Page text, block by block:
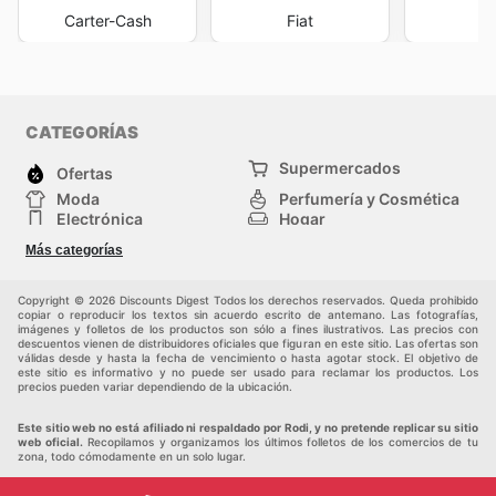
Mantente al Día con Rodi y Ahorra
Es fundamental para los conductores en España que
se actualiza constantemente, ofreciendo una ventana a
lasRodi weekly ads
, los consumidores pueden
anticiparse a las necesidades de su vehículo y adquirir
los productos o servicios que requieren en el momento
asegura que siempre existan oportunidades para
simplemente realizar el mantenimiento preventivo de
forma más económica. ElRodi ad this weekes solo un
ejemplo de cómo Rodi facilita el acceso a ofertas
excepcionales. Fomentar el hábito de revisar
regularmente lasRodi flyersy las ofertas en línea no
también contribuye a mantener el vehículo en óptimas
condiciones, previniendo problemas mayores y
prolongando su vida útil. La conveniencia de acceder a
Carter-Cash Fiat
CATEGORÍAS
Ofertas
Supermercados
Moda
Perfumería y Cosmética
Electrónica
Hogar
Deporte
Juguetes y bebés
Más categorías
Copyright © 2026 Discounts Digest Todos los derechos reservados. Queda prohibido
copiar o reproducir los textos sin acuerdo escrito de antemano. Las fotografías,
imágenes y folletos de los productos son sólo a fines ilustrativos. Las precios con
descuentos vienen de distribuidores oficiales que figuran en este sitio. Las ofertas son
válidas desde y hasta la fecha de vencimiento o hasta agotar stock. El objetivo de
este sitio es informativo y no puede ser usado para reclamar los productos. Los
precios pueden variar dependiendo de la ubicación.
Este sitio web no está afiliado ni respaldado por Rodi, y no pretende replicar su sitio
web oficial. Recopilamos y organizamos los últimos folletos de los comercios de tu
zona, todo cómodamente en un solo lugar.